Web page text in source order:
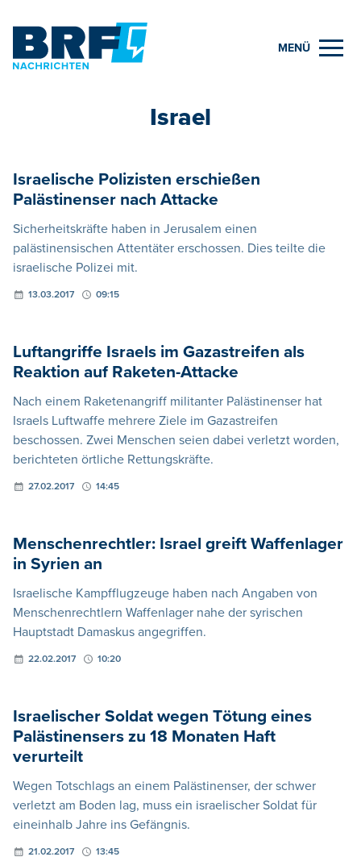
MENÜ
Israel
Israelische Polizisten erschießen
Palästinenser nach Attacke
Sicherheitskräfte haben in Jerusalem einen
palästinensischen Attentäter erschossen. Dies teilte die
israelische Polizei mit.
13.03.2017 09:15
Luftangriffe Israels im Gazastreifen als
Reaktion auf Raketen-Attacke
Nach einem Raketenangriff militanter Palästinenser hat
Israels Luftwaffe mehrere Ziele im Gazastreifen
beschossen. Zwei Menschen seien dabei verletzt worden,
berichteten örtliche Rettungskräfte.
27.02.2017 14:45
Menschenrechtler: Israel greift Waffenlager
in Syrien an
Israelische Kampfflugzeuge haben nach Angaben von
Menschenrechtlern Waffenlager nahe der syrischen
Hauptstadt Damaskus angegriffen.
22.02.2017 10:20
Israelischer Soldat wegen Tötung eines
Palästinensers zu 18 Monaten Haft
verurteilt
Wegen Totschlags an einem Palästinenser, der schwer
verletzt am Boden lag, muss ein israelischer Soldat für
eineinhalb Jahre ins Gefängnis.
21.02.2017 13:45